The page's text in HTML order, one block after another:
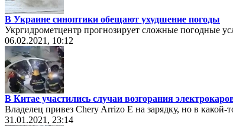
В Украине синоптики обещают ухудшение погоды
Укргидрометцентр прогнозирует сложные погодные
06.02.2021, 10:12
В Китае участились случаи возгорания
Владелец привез Chery Arrizo E на зарядку, но в
31.01.2021, 23:14